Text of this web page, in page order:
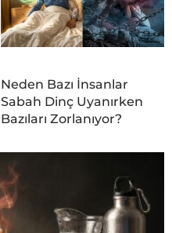
Neden Bazı İnsanlar
Sabah Dinç Uyanırken
Bazıları Zorlanıyor?